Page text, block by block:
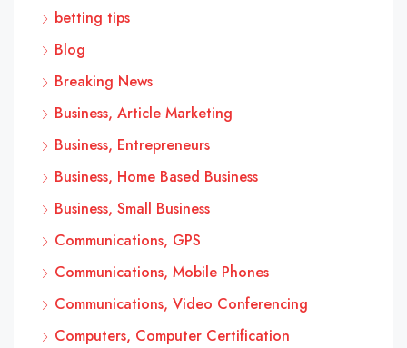
betting tips
Blog
Breaking News
Business, Article Marketing
Business, Entrepreneurs
Business, Home Based Business
Business, Small Business
Communications, GPS
Communications, Mobile Phones
Communications, Video Conferencing
Computers, Computer Certification